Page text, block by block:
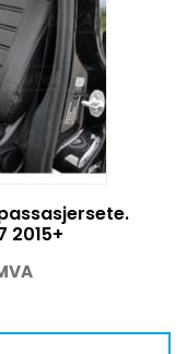
2015+